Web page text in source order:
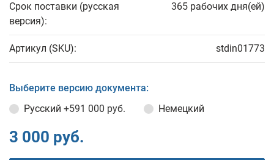
Срок поставки (русская
версия):
365 рабочих дня(ей)
Артикул (SKU): stdin01773
Выберите версию документа:
Русский +591 000 руб. Немецкий
3 000 руб.